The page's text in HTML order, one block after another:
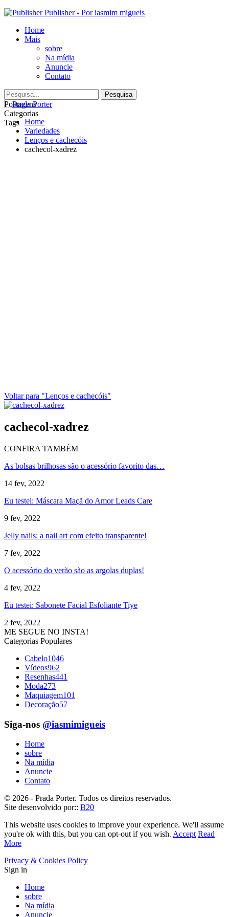
Publisher - Por iasmim migueis
Home
Mais
sobre
Na mídia
Anuncie
Contato
Postagens
Categorias
Tags Home
Variedades
Lenços e cachecóis
cachecol-xadrez
Voltar para "Lenços e cachecóis"
cachecol-xadrez
CONFIRA TAMBÉM
As bolsas brilhosas são o acessório favorito das…
14 fev, 2022
Eu testei: Máscara Maçã do Amor Leads Care
9 fev, 2022
Jelly nails: a nail art com efeito transparente!
7 fev, 2022
O acessório do verão são as argolas duplas!
4 fev, 2022
Eu testei: Sabonete Facial Esfoliante Tiye
2 fev, 2022
ME SEGUE NO INSTA!
Categorias Populares
Cabelo1046
Vídeos962
Resenhas441
Moda273
Maquiagem101
Decoração57
Siga-nos @iasmimigueis
Home
sobre
Na mídia
Anuncie
Contato
© 2026 - Prada Porter. Todos os direitos reservados.
Site desenvolvido por:: B20
This website uses cookies to improve your experience. We'll assume
you're ok with this, but you can opt-out if you wish. Accept Read
More
Privacy & Cookies Policy
Sign in
Home
sobre
Na mídia
Anuncie